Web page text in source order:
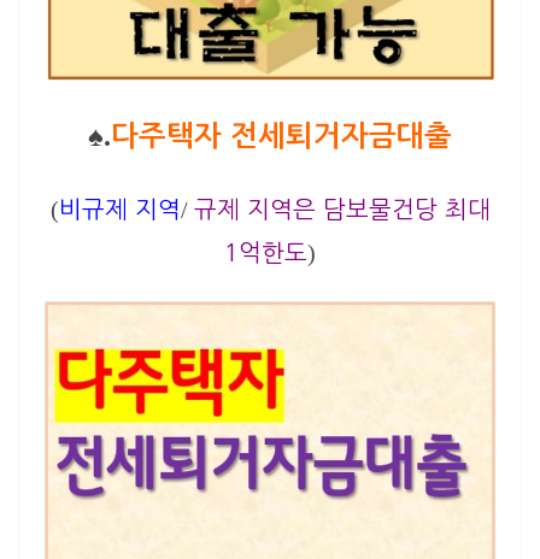
♠.다주택자 전세퇴거자금대출
(비규제 지역/ 규제 지역은 담보물건당 최대
1억한도)